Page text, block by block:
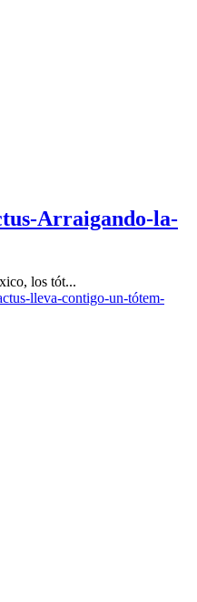
Arraigando-la-
los tót...